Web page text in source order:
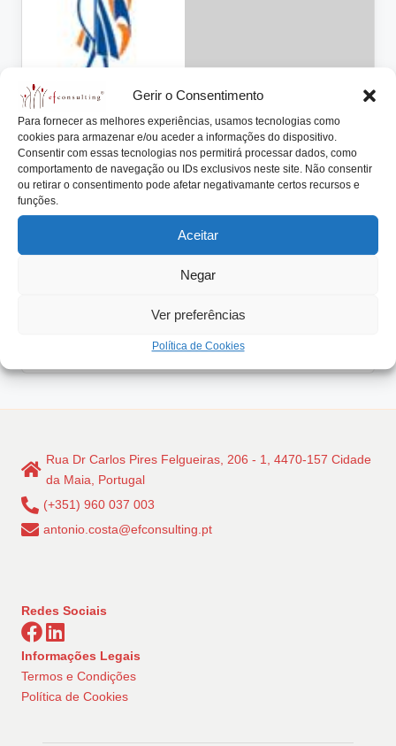
Gerir o Consentimento
Para fornecer as melhores experiências, usamos tecnologias como
cookies para armazenar e/ou aceder a informações do dispositivo.
Consentir com essas tecnologias nos permitirá processar dados, como
comportamento de navegação ou IDs exclusivos neste site. Não consentir
ou retirar o consentimento pode afetar negativamante certos recursos e
funções.
Aceitar
Negar
Ver preferências
Política de Cookies
.
p
t
Posted
in
Notícias
GALUCHO: De uma oficina para o
Mundo no seio da mesma família
em 1921, um hábil e engenhoso…
Rua Dr Carlos Pires Felgueiras, 206 - 1, 4470-157 Cidade
da Maia, Portugal
(+351) 960 037 003
antonio.costa@efconsulting.pt
Redes Sociais
Informações Legais
Termos e Condições
Política de Cookies